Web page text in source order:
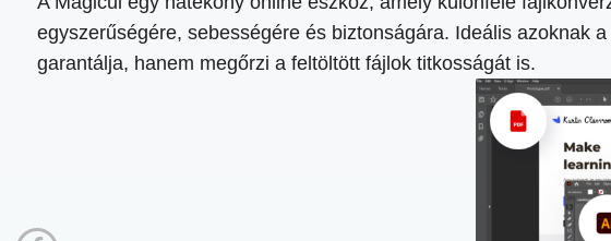
egyszerűségére, sebességére és biztonságára. Ideális azoknak
garantálja, hanem megőrzi a feltöltött fájlok titkosságát is.